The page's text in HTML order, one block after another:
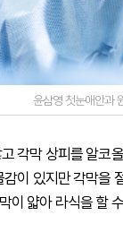
윤삼영 첫눈애안과
각막 상피를 알코
이 있지만 각막을
이 얇아 라식을 할